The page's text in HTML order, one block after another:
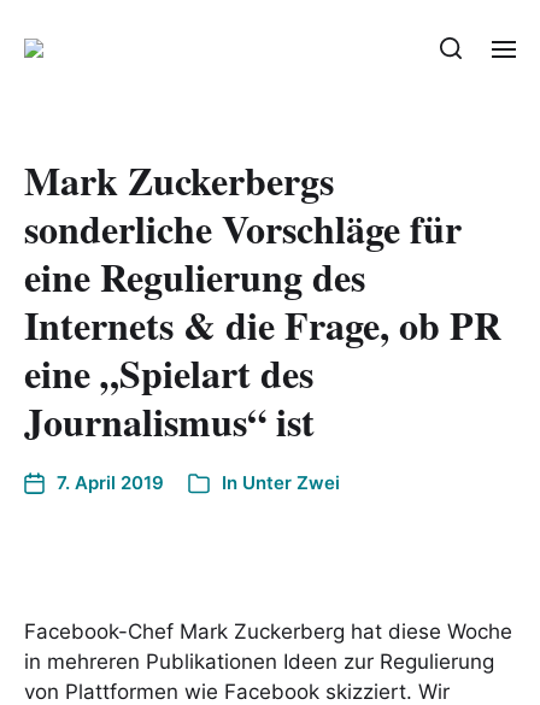
Mark Zuckerbergs
sonderliche Vorschläge für
eine Regulierung des
Internets & die Frage, ob PR
eine „Spielart des
Journalismus“ ist
7. April 2019 In Unter Zwei
Facebook-Chef Mark Zuckerberg hat diese Woche
in mehreren Publikationen Ideen zur Regulierung
von Plattformen wie Facebook skizziert. Wir